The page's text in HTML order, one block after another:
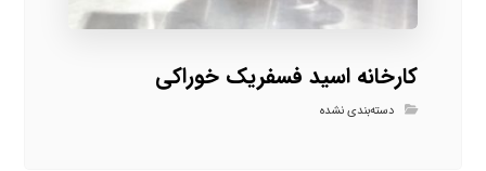
کارخانه اسید فسفریک خوراکی
دسته‌بندی نشده